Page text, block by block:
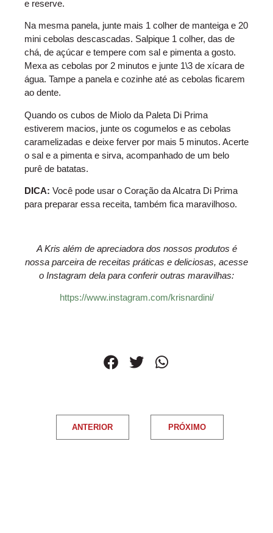
e reserve.
Na mesma panela, junte mais 1 colher de manteiga e 20
mini cebolas descascadas. Salpique 1 colher, das de
chá, de açúcar e tempere com sal e pimenta a gosto.
Mexa as cebolas por 2 minutos e junte 1\3 de xícara de
água. Tampe a panela e cozinhe até as cebolas ficarem
ao dente.
Quando os cubos de Miolo da Paleta Di Prima
estiverem macios, junte os cogumelos e as cebolas
caramelizadas e deixe ferver por mais 5 minutos. Acerte
o sal e a pimenta e sirva, acompanhado de um belo
purê de batatas.
DICA: Você pode usar o Coração da Alcatra Di Prima
para preparar essa receita, também fica maravilhoso.
A Kris além de apreciadora dos nossos produtos é
nossa parceira de receitas práticas e deliciosas, acesse
o Instagram dela para conferir outras maravilhas:
https://www.instagram.com/krisnardini/
ANTERIOR PRÓXIMO